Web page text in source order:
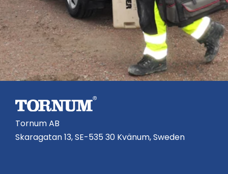
Tornum AB
Skaragatan 13, SE-535 30 Kvänum, Sweden